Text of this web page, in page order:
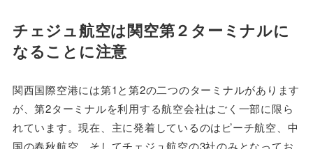
チェジュ航空は関空第２ターミナルに
なることに注意
関西国際空港には第1と第2の二つのターミナルがあります
が、第2ターミナルを利用する航空会社はごく一部に限ら
れています。現在、主に発着しているのはピーチ航空、中
国の春秋航空、そしてチェジュ航空の3社のみとなってお